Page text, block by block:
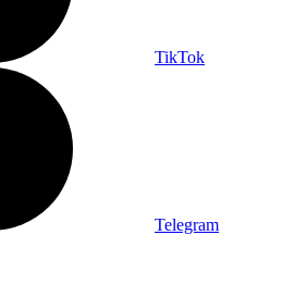
TikTok
Telegram